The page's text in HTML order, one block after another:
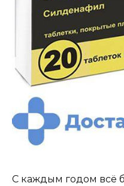
С каждым годом всё